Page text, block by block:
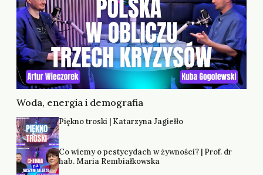
Woda, energia i demografia
Piękno troski | Katarzyna Jagiełło
Co wiemy o pestycydach w żywności? | Prof. dr
hab. Maria Rembiałkowska